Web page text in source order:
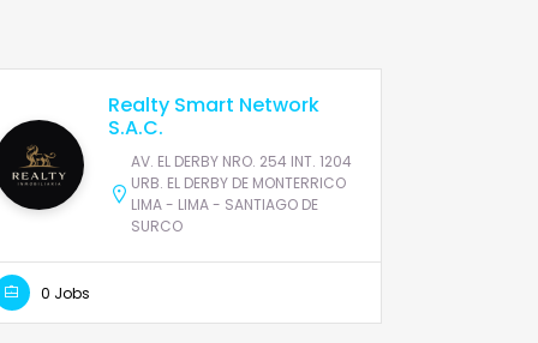
Realty Smart Network
S.A.C.
AV. EL DERBY NRO. 254 INT. 1204
URB. EL DERBY DE MONTERRICO
LIMA - LIMA - SANTIAGO DE
SURCO
0 Jobs